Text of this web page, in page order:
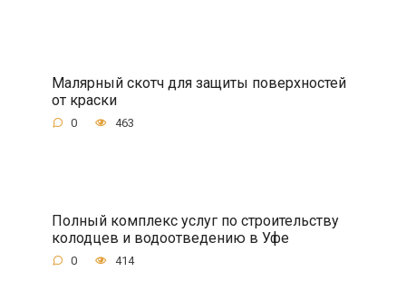
Малярный скотч для защиты поверхностей
от краски
0 463
Полный комплекс услуг по строительству
колодцев и водоотведению в Уфе
0 414